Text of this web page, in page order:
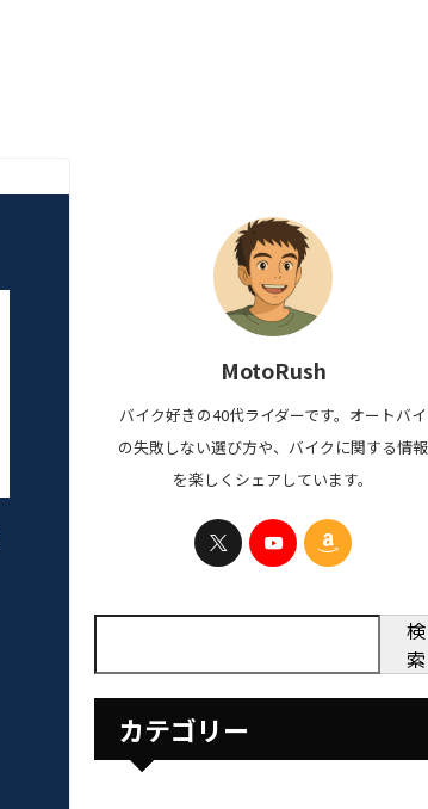
MotoRush
バイク好きの40代ライダーです。オートバイ
の失敗しない選び方や、バイクに関する情報
を楽しくシェアしています。
検
索
カテゴリー